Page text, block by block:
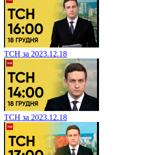
ТСН за 2023.12.18
ТСН за 2023.12.18